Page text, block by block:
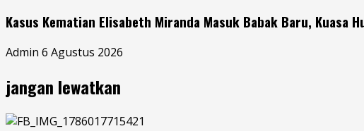
Kasus Kematian Elisabeth Miranda Masuk Babak Baru, Kuasa
Admin 6 Agustus 2026
jangan lewatkan